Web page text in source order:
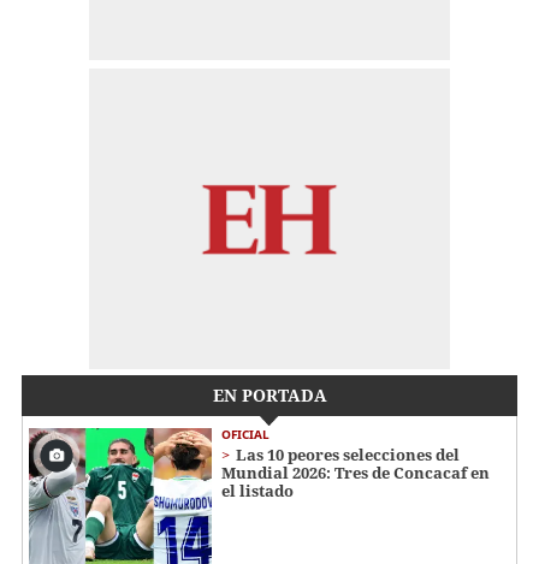
EN PORTADA
OFICIAL
Las 10 peores selecciones del
Mundial 2026: Tres de Concacaf en
el listado